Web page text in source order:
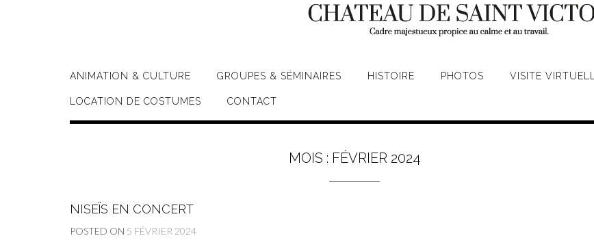
ANIMATION & CULTURE GROUPES & SÉMINAIRES HISTOIRE PHOTOS VISITE
LOCATION DE COSTUMES CONTACT
MOIS : FÉVRIER 2024
NISEÏS EN CONCERT
POSTED ON 5 FÉVRIER 2024